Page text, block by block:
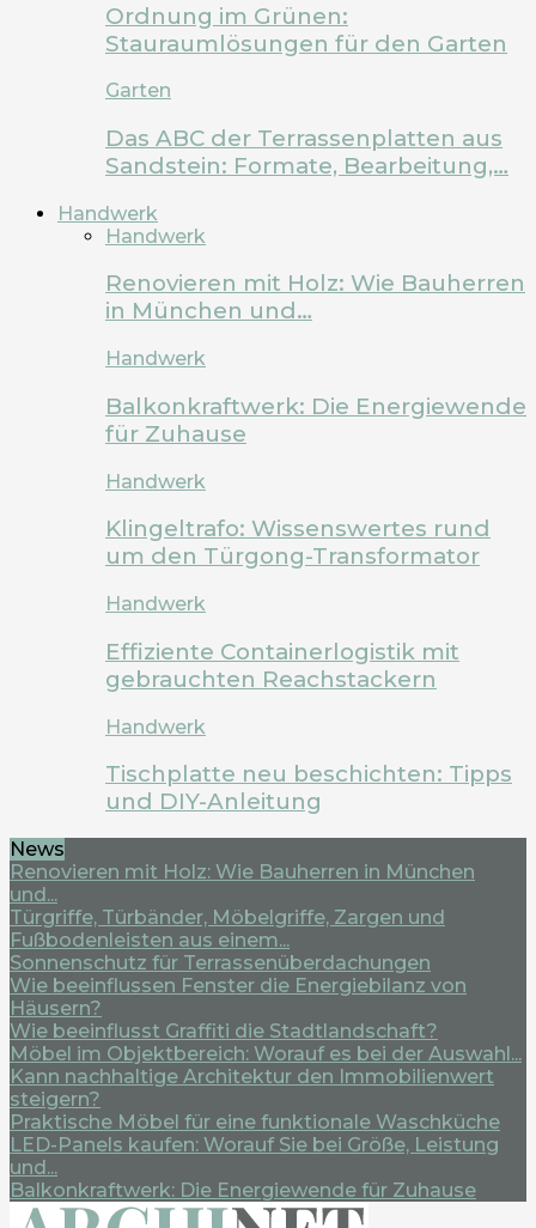
Ordnung im Grünen:
Stauraumlösungen für den Garten
Garten
Das ABC der Terrassenplatten aus
Sandstein: Formate, Bearbeitung,…
Handwerk
Handwerk
Renovieren mit Holz: Wie Bauherren
in München und…
Handwerk
Balkonkraftwerk: Die Energiewende
für Zuhause
Handwerk
Klingeltrafo: Wissenswertes rund
um den Türgong-Transformator
Handwerk
Effiziente Containerlogistik mit
gebrauchten Reachstackern
Handwerk
Tischplatte neu beschichten: Tipps
und DIY-Anleitung
News
Renovieren mit Holz: Wie Bauherren in München
und...
Türgriffe, Türbänder, Möbelgriffe, Zargen und
Fußbodenleisten aus einem...
Sonnenschutz für Terrassenüberdachungen
Wie beeinflussen Fenster die Energiebilanz von
Häusern?
Wie beeinflusst Graffiti die Stadtlandschaft?
Möbel im Objektbereich: Worauf es bei der Auswahl...
Kann nachhaltige Architektur den Immobilienwert
steigern?
Praktische Möbel für eine funktionale Waschküche
LED-Panels kaufen: Worauf Sie bei Größe, Leistung
und...
Balkonkraftwerk: Die Energiewende für Zuhause